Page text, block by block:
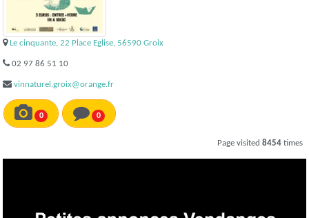
Le cinquante, 22 Place Eglise, 56590 Groix
02 97 86 51 10
vinnaturel.groix@orange.fr
0 0
Page visited 8454 times